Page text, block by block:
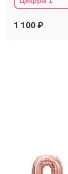
1 100 ₽